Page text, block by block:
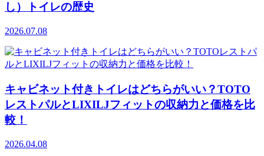
し）トイレの歴史
2026.07.08
キャビネット付きトイレはどちらがいい？TOTO
レストパルとLIXILJフィットの収納力と価格を比
較！
2026.04.08